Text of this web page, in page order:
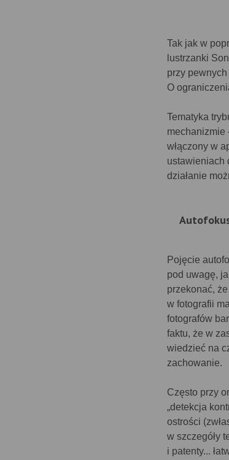
Tak jak w
lustrzanki
przy
O
Tematyka
mechanizmie
włączony w
ustawieniach
działanie
Pojęcie
pod uwagę,
przekonać,
w fotografii
fotografów
faktu, że w
wiedzieć na
zachowanie.
Często przy
„detekcja
ostrości
w szczegóły
i patenty...